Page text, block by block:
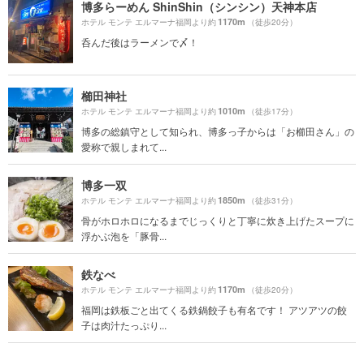
博多らーめん ShinShin（シンシン）天神本店
ホテル モンテ エルマーナ福岡より約1170m （徒歩20分）
呑んだ後はラーメンで〆！
櫛田神社
ホテル モンテ エルマーナ福岡より約1010m （徒歩17分）
博多の総鎮守として知られ、博多っ子からは「お櫛田さん」の
愛称で親しまれて...
博多一双
ホテル モンテ エルマーナ福岡より約1850m （徒歩31分）
骨がホロホロになるまでじっくりと丁寧に炊き上げたスープに
浮かぶ泡を「豚骨...
鉄なべ
ホテル モンテ エルマーナ福岡より約1170m （徒歩20分）
福岡は鉄板ごと出てくる鉄鍋餃子も有名です！ アツアツの餃
子は肉汁たっぷり...